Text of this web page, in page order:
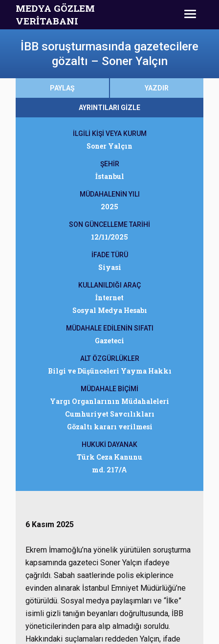
MEDYA GÖZLEM
VERİTABANI
İBB soruşturmasında gazetecilere
gözaltı – Soner Yalçın
PAYLAŞ YAZDIR
AYRINTILARI GİZLE
İLGİLİ KİŞİ VEYA KURUM
Soner Yalçın
ŞEHİR
İstanbul
MÜDAHALENİN YILI
2025
SON GÜNCELLEME TARİHİ
12/11/2025
İFADE TÜRÜ
Siyasi
KULLANILDIĞI ARAÇ
İnternet
Sosyal Medya Hesabı
MÜDAHALE EDİLENİN SIFATI
Gazeteci
ALT ÖZGÜRLÜKLER
Bilgi ve Düşünceleri Yayma Hakkı
MÜDAHALE BİÇİMİ
Yargı Organlarının Müdahaleleri
Cumhuriyet Savcılıkları
Gözaltı kararı verilmesi
HUKUKİ DAYANAK
Türk Ceza Kanunu
md. 217/A
6 Kasım 2025
Ekrem İmamoğlu’na yönelik yürütülen soruşturma
kapsamında gazeteci Soner Yalçın ifadeye
çağrıldı. Sabah saatlerinde polis ekiplerince
evinden alınarak İstanbul Emniyet Müdürlüğü’ne
götürüldü. Sosyal medya paylaşımları ve “İlke”
isimli gizli tanığın beyanları doğrultusunda, İBB
yöneticilerinden para alıp almadığı soruldu.
Hakkındaki suçlamaları reddeden Yalçın, ifade